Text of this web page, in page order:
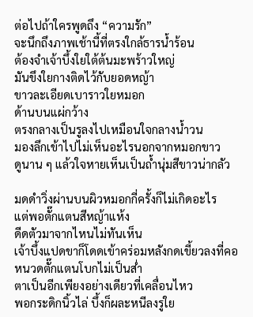
ต่อไปถ้าใครพูดถึง “ความรัก”
จะนึกถึงภาพเช้านี้ที่ตรงใกล้ธารน้ำร้อน
ต้องจำเจ้าบึ้งใยใต้ต้นมะพร้าวใหญ่
มันขึงใยกางติดไว้กับยอดหญ้า
ขาวละเอียดเบาราวใยหมอก
ด้านบนแผ่กว้าง
ตรงกลางเป็นรูลงไปเหมือนใจกลางน้ำวน
มองลึกเข้าไปไม่เห็นอะไรนอกจากหมอกขาว
ดูนาน ๆ แล้วใจหายเห็นเป็นถ้ำนุ่มสีขาวน่ากลัว
มดดำวิ่งผ่านบนผิวหมอกกี่ครั้งก็ไม่เกิดอะไร
แต่พอตั๊กแตนสีหญ้าแห้ง
ดีดตัวมาจากไหนไม่ทันเห็น
เจ้าบึ้งแปดขาก็โดดเข้าคร่อมหลังกดเขี้ยวลงที่คอ
หนวดตั๊กแตนโบกไม่เป็นส่ำ
ตาเป็นอีกเพียงอย่างเดียวที่เคลื่อนไหว
พอกระดิกนิ้วไล่ บึ้งก็ผละหนีลงรูใย